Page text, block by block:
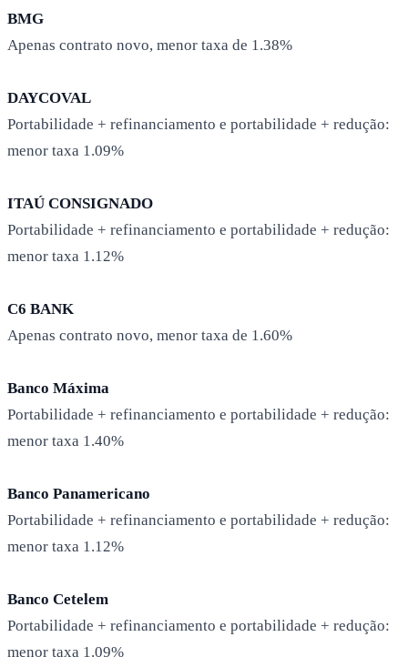
BMG
Apenas contrato novo, menor taxa de 1.38%
DAYCOVAL
Portabilidade + refinanciamento e portabilidade + redução:
menor taxa 1.09%
ITAÚ CONSIGNADO
Portabilidade + refinanciamento e portabilidade + redução:
menor taxa 1.12%
C6 BANK
Apenas contrato novo, menor taxa de 1.60%
Banco Máxima
Portabilidade + refinanciamento e portabilidade + redução:
menor taxa 1.40%
Banco Panamericano
Portabilidade + refinanciamento e portabilidade + redução:
menor taxa 1.12%
Banco Cetelem
Portabilidade + refinanciamento e portabilidade + redução:
menor taxa 1.09%